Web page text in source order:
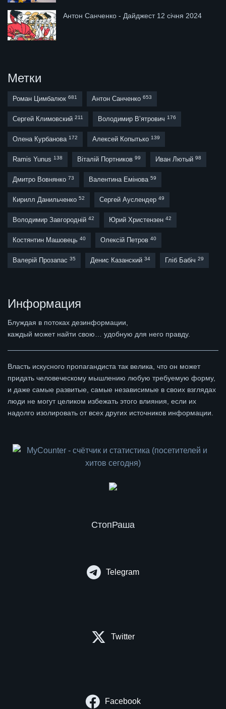
Антон Санченко - Дайджест 12 січня 2024
Метки
Роман Цимбалюк 681 Антон Санченко 653
Сергей Климовский 211 Володимир В’ятрович 176
Олена Курбанова 172 Алексей Копытько 139
Ramis Yunus 138 Віталій Портников 99 Иван Лютый 98
Дмитро Вовнянко 73 Валентина Емінова 59
Кирилл Данильченко 52 Сергей Ауслендер 49
Володимир Завгородній 42 Юрий Христензен 42
Костянтин Машовець 40 Олексій Петров 40
Валерій Прозапас 35 Денис Казанский 34 Гліб Бабіч 29
Информация
Блуждая в потоках дезинформации,
каждый может найти свою… удобную для него правду.
Власть искусного пропагандиста так велика, что он может
придать человеческому мышлению любую требуемую форму,
и даже самые развитые, самые независимые в своих взглядах
люди не могут целиком избежать этого влияния, если их
надолго изолировать от всех других источников информации.
СтопРаша
Telegram
Twitter
Facebook